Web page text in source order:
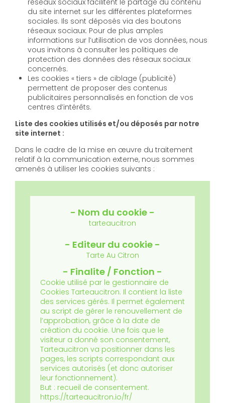
réseaux sociaux facilitent le partage du contenu
du site internet sur les différentes plateformes
sociales. Ils sont déposés via des boutons
réseaux sociaux. Pour de plus amples
informations sur l’utilisation de vos données, nous
vous invitons à consulter les politiques de
protection des données des réseaux sociaux
concernés.
Les cookies « tiers » de ciblage (publicité)
permettent de proposer des contenus
publicitaires personnalisés en fonction de vos
centres d’intérêts.
Liste des cookies utilisés et/ou déposés par notre
site internet :
Dans le cadre de la mise en œuvre du traitement
relatif à la communication externe, nous sommes
amenés à utiliser les cookies suivants :
tarteaucitron
Tarte Au Citron
Cookie utilisé par le gestionnaire de
Cookies Tarteaucitron. Il contient la liste
des services gérés. Il permet également
au script de gérer le renouvellement de
l’approbation, grâce à la date de
création du cookie. Une fois que le
visiteur a donné son consentement,
Tarteaucitron va positionner dans les
pages, les scripts correspondant aux
services autorisés (et donc autoriser
leur fonctionnement).
But : recueil de consentement.
https://tarteaucitron.io/fr/